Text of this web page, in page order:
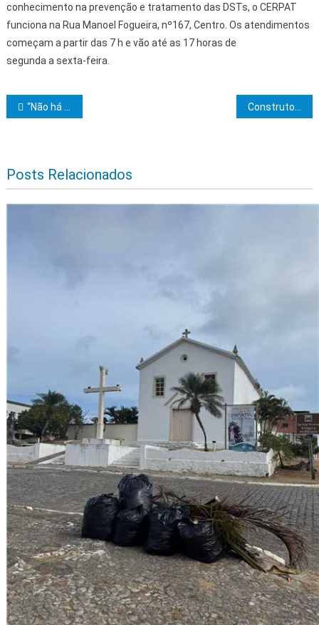
conhecimento na prevenção e tratamento das DSTs, o CERPAT
funciona na Rua Manoel Fogueira, nº167, Centro. Os atendimentos
começam a partir das 7 h e vão até as 17 horas de
segunda a sexta-feira.
Navegação de Post
“Não há perspectiva de resolver o problema ambiental sem tratar da fome”, afirma Jerônimo em estreia na COP28
Posts Relacionados